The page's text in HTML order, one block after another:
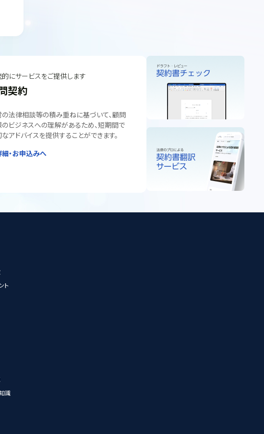
にサービスをご提供します
契約
の法律相談等の積み重ねに基づいて、顧問
ビジネスへの理解があるため、短期間で
アドバイスを提供することができます。
細・お申込みへ
ト
識